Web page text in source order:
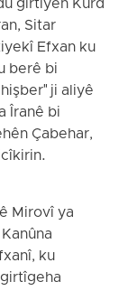
girtiyên Kurd
Sitar
Efxan ku
berê bi
ji aliyê
Îranê bi
Çabehar,
Mirovî ya
ku